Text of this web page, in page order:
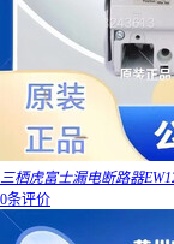
三栖虎富士漏电断路器
0条评价